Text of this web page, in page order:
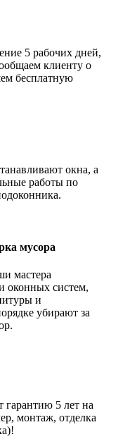
5 рабочих дней,
клиенту о
бесплатную
окна, а
работы по
мусора
мастера
оконных систем,
и
убирают за
гарантию 5 лет на
монтаж, отделка